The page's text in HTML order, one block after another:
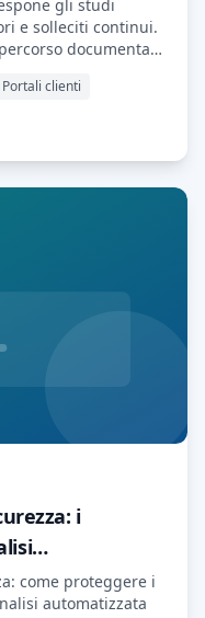
gli studi
e solleciti continui.
documentale
Portali clienti
i
come proteggere i
automatizzata